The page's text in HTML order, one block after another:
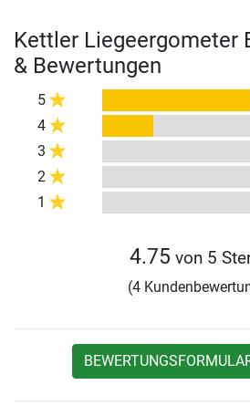
Kettler Liegeergometer
& Bewertungen
5
4
3
2
1
4.75 von 5
(4